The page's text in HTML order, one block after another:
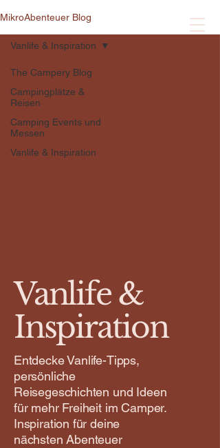
MikroAbenteuer Blog
The Campery Blog
Campingplätze &
Reisen
Camping Events und
Messen
Vanlife & Inspiration
Vanlife & Inspiration
Vanlife &
Inspiration
Entdecke Vanlife-Tipps,
persönliche
Reisegeschichten und Ideen
für mehr Freiheit im Camper.
Inspiration für deine
nächsten Abenteuer